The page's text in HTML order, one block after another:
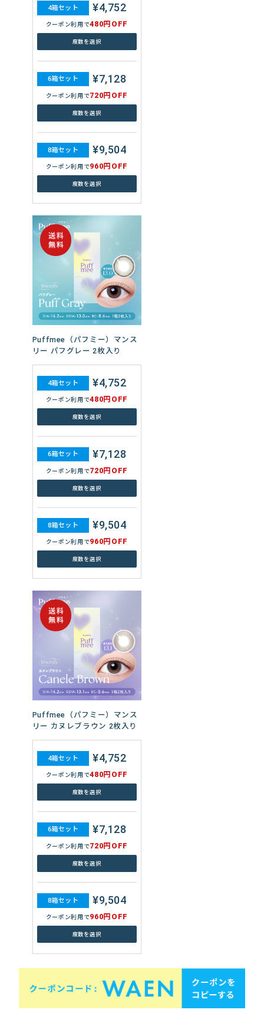
4箱セット ¥4,752
クーポン利用で480円OFF
度数を選択
6箱セット ¥7,128
クーポン利用で720円OFF
度数を選択
8箱セット ¥9,504
クーポン利用で960円OFF
度数を選択
Puffmee（パフミー）マンス
リー パフグレー 2枚入り
4箱セット ¥4,752
クーポン利用で480円OFF
度数を選択
6箱セット ¥7,128
クーポン利用で720円OFF
度数を選択
8箱セット ¥9,504
クーポン利用で960円OFF
度数を選択
Puffmee（パフミー）マンス
リー カヌレブラウン 2枚入り
4箱セット ¥4,752
クーポン利用で480円OFF
度数を選択
6箱セット ¥7,128
クーポン利用で720円OFF
度数を選択
8箱セット ¥9,504
クーポン利用で960円OFF
度数を選択